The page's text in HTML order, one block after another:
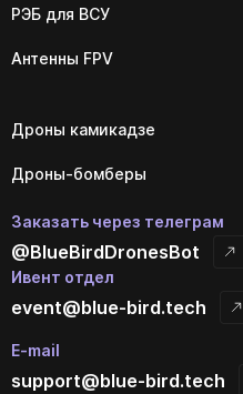
РЭБ для ВСУ
Антенны FPV
Дроны камикадзе
Дроны-бомберы
Заказать через телеграм
@BlueBirdDronesBot
Ивент отдел
event@blue-bird.tech
E-mail
support@blue-bird.tech